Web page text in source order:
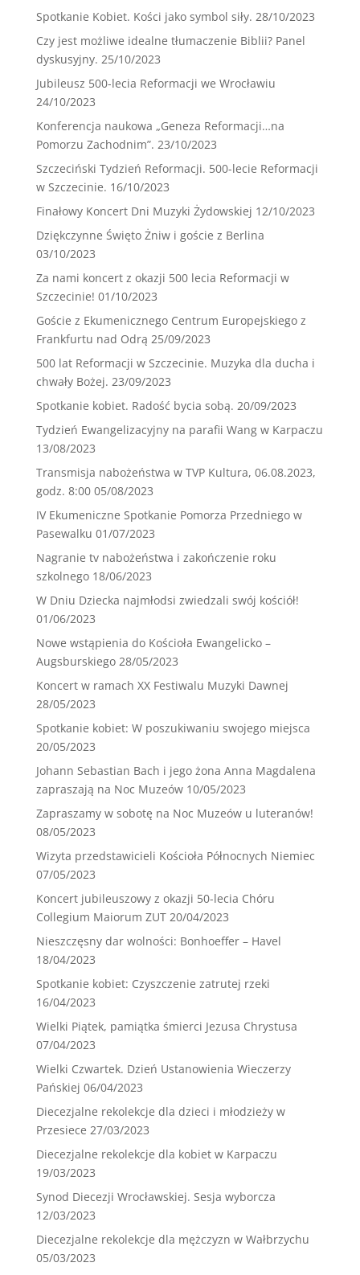
Spotkanie Kobiet. Kości jako symbol siły. 28/10/2023
Czy jest możliwe idealne tłumaczenie Biblii? Panel
dyskusyjny. 25/10/2023
Jubileusz 500-lecia Reformacji we Wrocławiu
24/10/2023
Konferencja naukowa „Geneza Reformacji…na
Pomorzu Zachodnim”. 23/10/2023
Szczeciński Tydzień Reformacji. 500-lecie Reformacji
w Szczecinie. 16/10/2023
Finałowy Koncert Dni Muzyki Żydowskiej 12/10/2023
Dziękczynne Święto Żniw i goście z Berlina
03/10/2023
Za nami koncert z okazji 500 lecia Reformacji w
Szczecinie! 01/10/2023
Goście z Ekumenicznego Centrum Europejskiego z
Frankfurtu nad Odrą 25/09/2023
500 lat Reformacji w Szczecinie. Muzyka dla ducha i
chwały Bożej. 23/09/2023
Spotkanie kobiet. Radość bycia sobą. 20/09/2023
Tydzień Ewangelizacyjny na parafii Wang w Karpaczu
13/08/2023
Transmisja nabożeństwa w TVP Kultura, 06.08.2023,
godz. 8:00 05/08/2023
IV Ekumeniczne Spotkanie Pomorza Przedniego w
Pasewalku 01/07/2023
Nagranie tv nabożeństwa i zakończenie roku
szkolnego 18/06/2023
W Dniu Dziecka najmłodsi zwiedzali swój kościół!
01/06/2023
Nowe wstąpienia do Kościoła Ewangelicko –
Augsburskiego 28/05/2023
Koncert w ramach XX Festiwalu Muzyki Dawnej
28/05/2023
Spotkanie kobiet: W poszukiwaniu swojego miejsca
20/05/2023
Johann Sebastian Bach i jego żona Anna Magdalena
zapraszają na Noc Muzeów 10/05/2023
Zapraszamy w sobotę na Noc Muzeów u luteranów!
08/05/2023
Wizyta przedstawicieli Kościoła Północnych Niemiec
07/05/2023
Koncert jubileuszowy z okazji 50-lecia Chóru
Collegium Maiorum ZUT 20/04/2023
Nieszczęsny dar wolności: Bonhoeffer – Havel
18/04/2023
Spotkanie kobiet: Czyszczenie zatrutej rzeki
16/04/2023
Wielki Piątek, pamiątka śmierci Jezusa Chrystusa
07/04/2023
Wielki Czwartek. Dzień Ustanowienia Wieczerzy
Pańskiej 06/04/2023
Diecezjalne rekolekcje dla dzieci i młodzieży w
Przesiece 27/03/2023
Diecezjalne rekolekcje dla kobiet w Karpaczu
19/03/2023
Synod Diecezji Wrocławskiej. Sesja wyborcza
12/03/2023
Diecezjalne rekolekcje dla mężczyzn w Wałbrzychu
05/03/2023